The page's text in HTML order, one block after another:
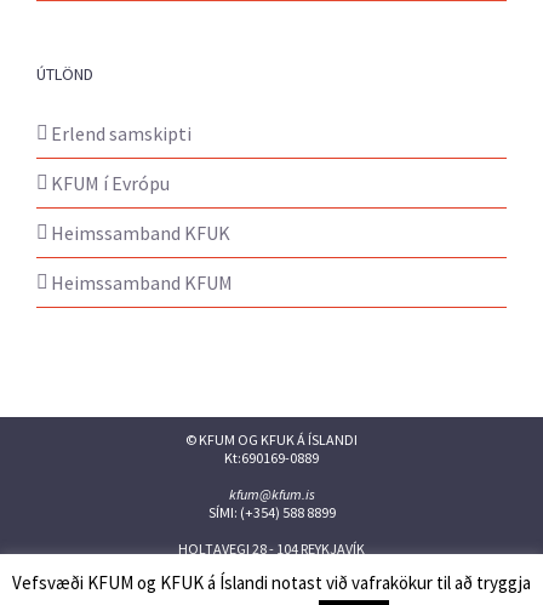
ÚTLÖND
Erlend samskipti
KFUM í Evrópu
Heimssamband KFUK
Heimssamband KFUM
© KFUM OG KFUK Á ÍSLANDI
Kt:690169-0889
kfum@kfum.is
SÍMI: (+354) 588 8899
HOLTAVEGI 28 - 104 REYKJAVÍK
Vefsvæði KFUM og KFUK á Íslandi notast við vafrakökur til að tryggja